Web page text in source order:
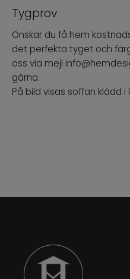
Tygprov
Önskar du få hem
det perfekta tyget och
oss via mejl
gärna.
På bild visas soffan klädd i